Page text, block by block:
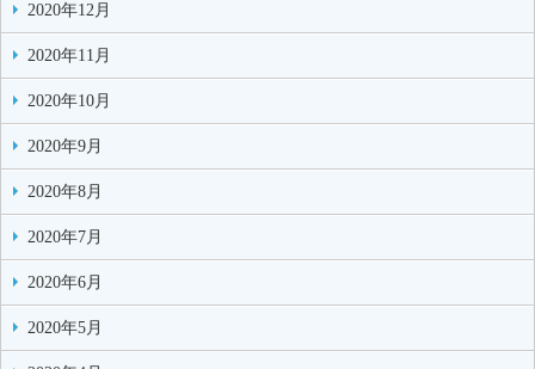
2020年12月
2020年11月
2020年10月
2020年9月
2020年8月
2020年7月
2020年6月
2020年5月